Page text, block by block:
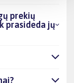
prekių
prasideda jų